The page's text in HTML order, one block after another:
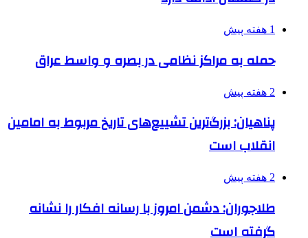
1 هفته پیش
حمله به مراکز نظامی در بصره و واسط عراق
2 هفته پیش
پناهیان: بزرگ‌ترین تشییع‌های تاریخ مربوط به امامین
انقلاب است
2 هفته پیش
طلاجوران: دشمن امروز با رسانه افکار را نشانه
گرفته است